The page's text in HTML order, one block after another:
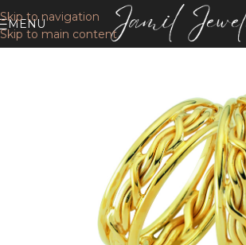
Skip to navigation
Skip to main content
MENU